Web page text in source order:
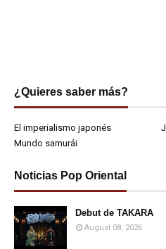
¿Quieres saber más?
El imperialismo japonés
Mundo samurái
Noticias Pop Oriental
Debut de TAKARA
August 08, 2026